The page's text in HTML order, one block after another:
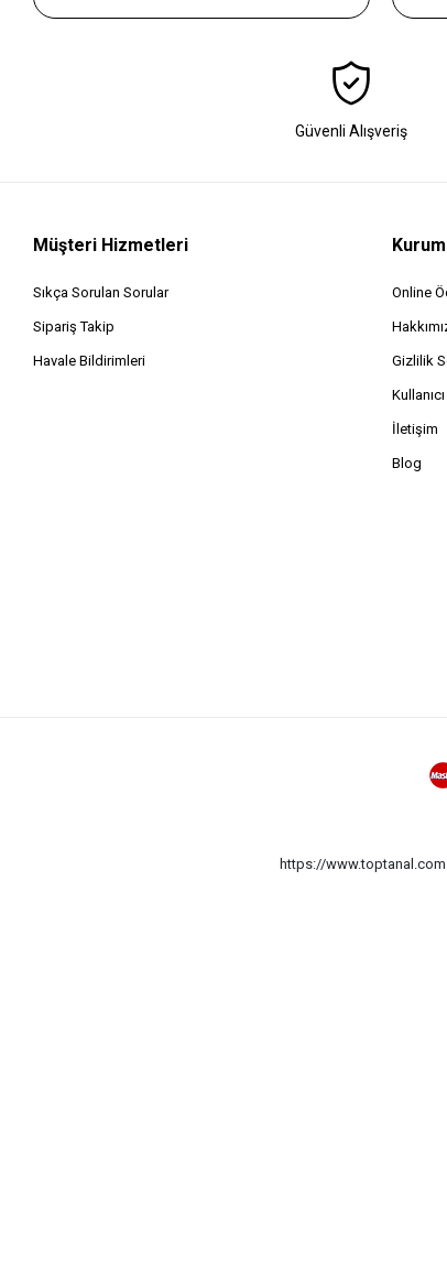
Saplı
Güvenli Alışveriş
Müşteri Hizmetleri
Sıkça Sorulan Sorular
Sipariş Takip
Havale Bildirimleri
Online
Gizlilik
İletişim
Blog
https://www.toptanal.com